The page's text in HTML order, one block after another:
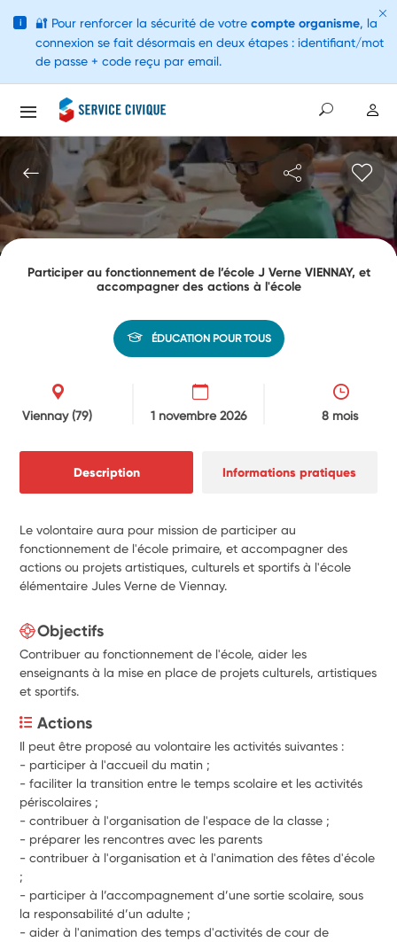
Participer au fonctionnement de l’école J Verne VIENNAY, et
accompagner des actions à l'école
ÉDUCATION POUR TOUS
Viennay(79) 1 novembre 2026 8 mois
Description Informations pratiques
Le volontaire aura pour mission de participer au
fonctionnement de l'école primaire, et accompagner des
actions ou projets artistiques, culturels et sportifs à l'école
élémentaire Jules Verne de Viennay.
Objectifs
Contribuer au fonctionnement de l'école, aider les
enseignants à la mise en place de projets culturels, artistiques
et sportifs.
Actions
Il peut être proposé au volontaire les activités suivantes :
- participer à l'accueil du matin ;
- faciliter la transition entre le temps scolaire et les activités
périscolaires ;
- contribuer à l'organisation de l'espace de la classe ;
- préparer les rencontres avec les parents
- contribuer à l'organisation et à l'animation des fêtes d'école
;
- participer à l’accompagnement d’une sortie scolaire, sous
la responsabilité d’un adulte ;
- aider à l'animation des temps d'activités de cour de
i 🔐 Pour renforcer la sécurité de votre compte organisme, la
connexion se fait désormais en deux étapes : identifiant/mot
de passe + code reçu par email.